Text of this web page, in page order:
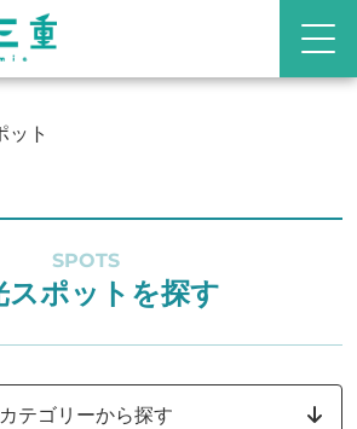
ット
SPOTS
スポットを探す
カテゴリーから探す